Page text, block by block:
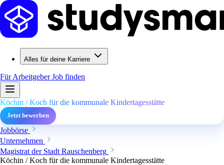
Alles für deine Karriere
Für ArbeitgeberJob finden
Köchin / Koch für die kommunale Kindertagesstätte
Jetzt bewerben
Jobbörse
Unternehmen
Magistrat der Stadt Rauschenberg
Köchin / Koch für die kommunale Kindertagesstätte